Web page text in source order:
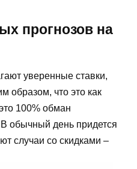
прогнозов на
уверенные ставки,
образом, что это как
100% обман
обычный день придется
случаи со скидками –